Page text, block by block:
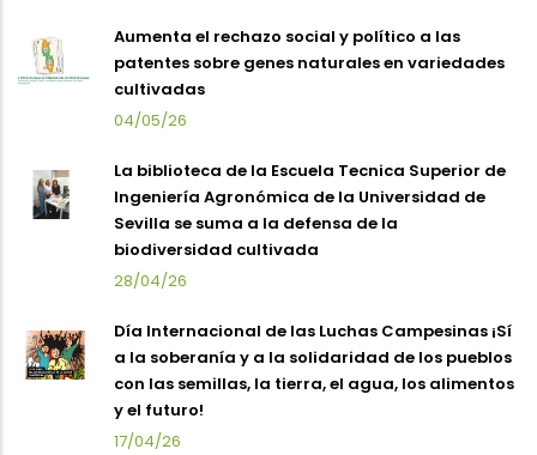
Aumenta el rechazo social y político a las
patentes sobre genes naturales en variedades
cultivadas
04/05/26
La biblioteca de la Escuela Tecnica Superior de
Ingeniería Agronómica de la Universidad de
Sevilla se suma a la defensa de la
biodiversidad cultivada
28/04/26
Día Internacional de las Luchas Campesinas ¡Sí
a la soberanía y a la solidaridad de los pueblos
con las semillas, la tierra, el agua, los alimentos
y el futuro!
17/04/26